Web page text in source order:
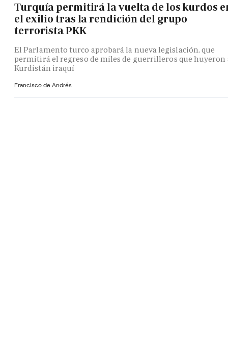
Turquía permitirá la vuelta de los kurdos
el exilio tras la rendición del grupo
terrorista PKK
El Parlamento turco aprobará la nueva legislación, que
permitirá el regreso de miles de guerrilleros que huyeron
Kurdistán iraquí
Francisco de Andrés